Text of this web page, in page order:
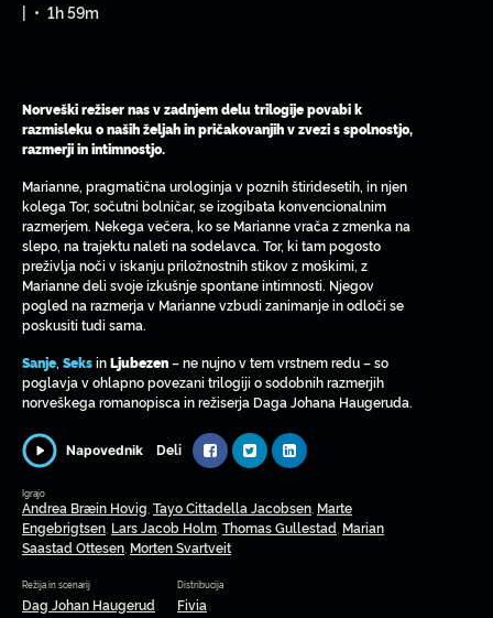
| • 1h 59m
Norveški režiser nas v zadnjem delu trilogije povabi k
razmisleku o naših željah in pričakovanjih v zvezi s spolnostjo,
razmerji in intimnostjo.
Marianne, pragmatična urologinja v poznih štiridesetih, in njen
kolega Tor, sočutni bolničar, se izogibata konvencionalnim
razmerjem. Nekega večera, ko se Marianne vrača z zmenka na
slepo, na trajektu naleti na sodelavca. Tor, ki tam pogosto
preživlja noči v iskanju priložnostnih stikov z moškimi, z
Marianne deli svoje izkušnje spontane intimnosti. Njegov
pogled na razmerja v Marianne vzbudi zanimanje in odloči se
poskusiti tudi sama.
Sanje, SeksinLjubezen– ne nujno v tem vrstnem redu – so
poglavja v ohlapno povezani trilogiji o sodobnih razmerjih
norveškega romanopisca in režiserja Daga Johana Haugeruda.
Napovednik Deli
Igrajo
Andrea Bræin Hovig Tayo Cittadella Jacobsen Marte
Engebrigtsen Lars Jacob Holm Thomas Gullestad Marian
Saastad Ottesen Morten Svartveit
Režija in scenarij
Dag Johan Haugerud
Distribucija
Fivia